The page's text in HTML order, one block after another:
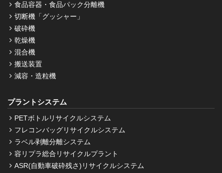
食品容器・食品パック分離機
切断機「グッシャー」
破砕機
乾燥機
混合機
搬送装置
減容・造粒機
プラントシステム
PETボトルリサイクルシステム
フレコンバッグリサイクルシステム
ラベル剥離分離システム
容リプラ総合リサイクルプラント
ASR(自動車破砕残さ)リサイクルシステム